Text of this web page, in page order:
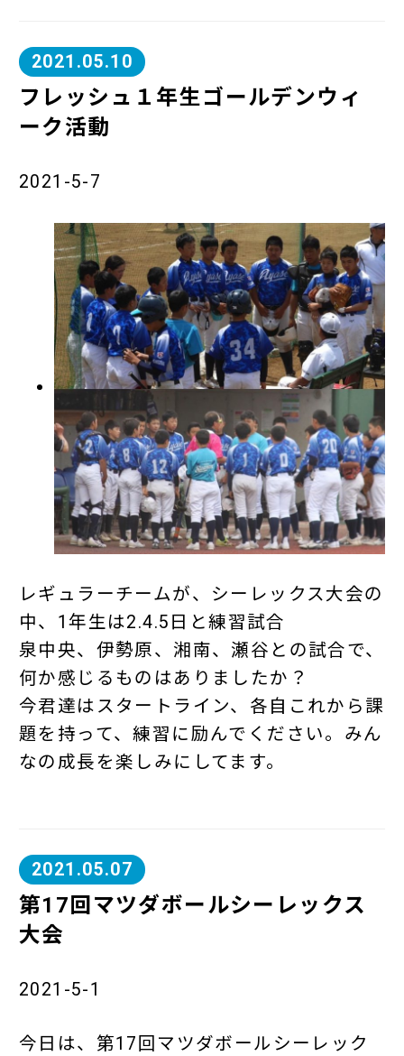
2021.05.10
フレッシュ１年生ゴールデンウィ
ーク活動
2021-5-7
レギュラーチームが、シーレックス大会の
中、1年生は2.4.5日と練習試合
泉中央、伊勢原、湘南、瀬谷との試合で、
何か感じるものはありましたか？
今君達はスタートライン、各自これから課
題を持って、練習に励んでください。みん
なの成長を楽しみにしてます。
2021.05.07
第17回マツダボールシーレックス
大会
2021-5-1
今日は、第17回マツダボールシーレック